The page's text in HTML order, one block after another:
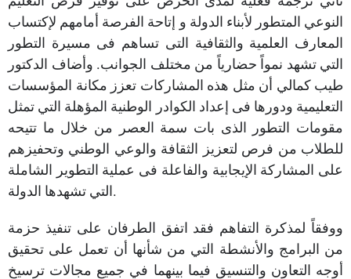
النوعي المتطور لأبناء الدولة و إتاحة الفرصة أمامهم لإكتساب
المعارف العلمية والثقافية التى تساهم فى مسيرة التطور
التي تشهد نمواً حضارياً من مختلف الجوانب. وأضاف الدكتور
طيب كمالي أن مثل هذه المشاركات تعزز مكانة المؤسسات
التعليمية ودورها فى إعداد الكوادر الوطنية المؤهلة التي تمثل
مقومات التطور الذى بات سمة العصر من خلال ما تتيحه
للطلاب من فرص لتعزيز الثقافة والوعي الوطني وتحفيزهم
على المشاركة الإيجابية والفاعلة فى عملية التطوير الشاملة
التي تشهدها الدولة.
ووفقاً لمذكرة التفاهم فقد اتفق الطرفان على تنفيذ حزمة
من البرامج والأنشطة التي من شأنها أن تعمل على تحقيق
أوجه التعاون والتنسيق فيما بينهما في جميع مجالات ترسيخ